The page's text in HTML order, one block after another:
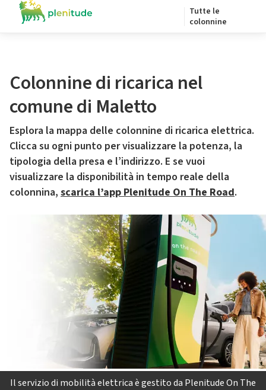
Tutte le
colonnine
Colonnine di ricarica nel
comune di Maletto
Esplora la mappa delle colonnine di ricarica elettrica.
Clicca su ogni punto per visualizzare la potenza, la
tipologia della presa e l’indirizzo. E se vuoi
visualizzare la disponibilità in tempo reale della
colonnina, scarica l’app Plenitude On The Road.
Il servizio di mobilità elettrica è gestito da Plenitude On The